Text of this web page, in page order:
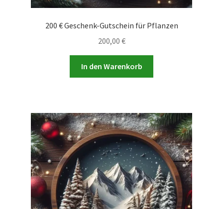
200 € Geschenk-Gutschein für Pflanzen
200,00 €
In den Warenkorb